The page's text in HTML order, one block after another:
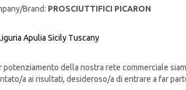
Brand: PROSCIUTTIFICI PICARON
Apulia Sicily Tuscany
potenziamento della nostra rete commerciale
a ai risultati, desideroso/a di entrare a far